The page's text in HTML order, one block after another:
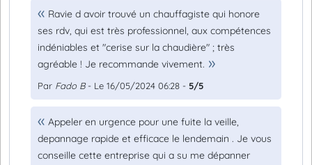
Ravie d avoir trouvé un chauffagiste qui honore
ses rdv, qui est très professionnel, aux compétences
indéniables et "cerise sur la chaudière" ; très
agréable ! Je recommande vivement.
Par Fado B- Le 16/05/2024 06:28 - 5/5
Appeler en urgence pour une fuite la veille,
depannage rapide et efficace le lendemain . Je vous
conseille cette entreprise qui a su me dépanner